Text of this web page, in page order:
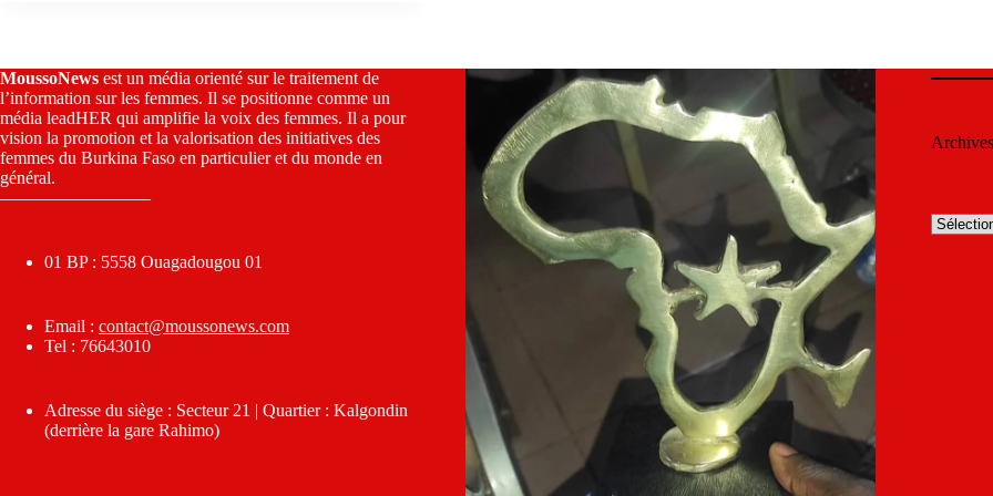
MoussoNews est un média orienté sur le traitement de
l’information sur les femmes. Il se positionne comme un
média leadHER qui amplifie la voix des femmes. Il a pour
vision la promotion et la valorisation des initiatives des
femmes du Burkina Faso en particulier et du monde en
général.
————————–
01 BP : 5558 Ouagadougou 01
Email : contact@moussonews.com
Tel : 76643010
Adresse du siège : Secteur 21 | Quartier : Kalgondin
(derrière la gare Rahimo)
Archives
Archives